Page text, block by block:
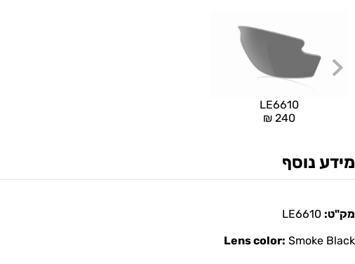
LE6610
₪ 240
מידע נוסף
מק"ט:
Lens color: Smoke Black